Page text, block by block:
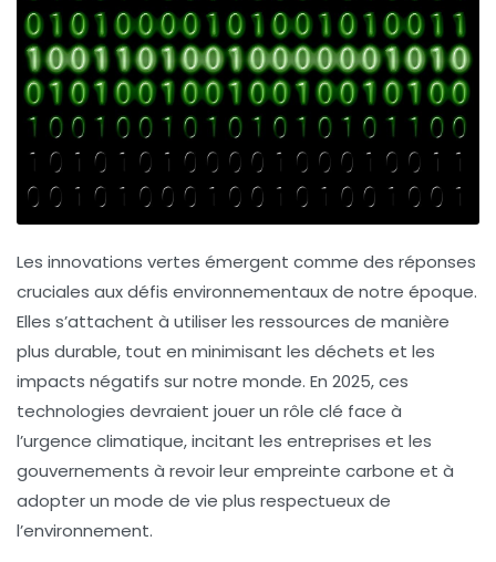
Les innovations vertes émergent comme des réponses
cruciales aux défis environnementaux de notre époque.
Elles s’attachent à utiliser les ressources de manière
plus durable, tout en minimisant les déchets et les
impacts négatifs sur notre monde. En 2025, ces
technologies devraient jouer un rôle clé face à
l’urgence climatique, incitant les entreprises et les
gouvernements à revoir leur empreinte carbone et à
adopter un mode de vie plus respectueux de
l’environnement.